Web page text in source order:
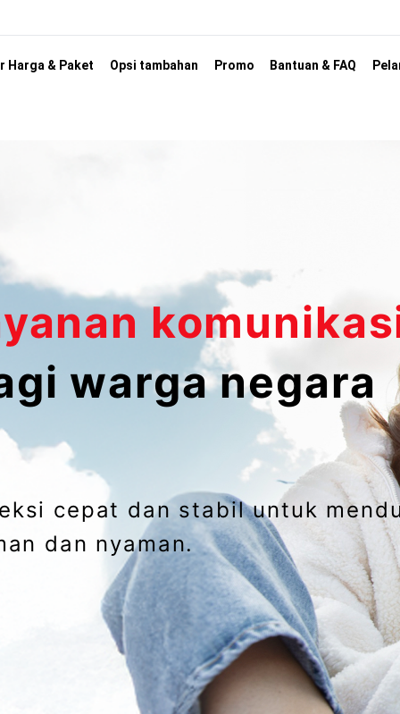
Harga & Paket Opsi tambahan Promo Bantuan & FAQ
warga negara
cepat dan stabil untuk
dan nyaman.